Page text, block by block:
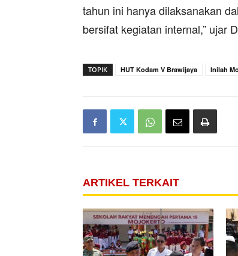
tahun ini hanya dilaksanakan
bersifat kegiatan internal,” ujar
TOPIK HUT Kodam V Brawijaya Inilah
ARTIKEL TERKAIT